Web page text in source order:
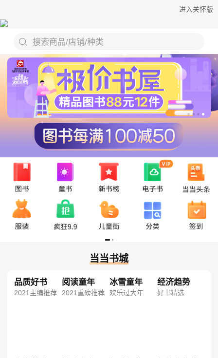
进入关怀版
搜索商品/店铺/种类
当当书城
品质好书
2021主编推荐
阅读童年
2021重磅推荐
冰雪童年
欢乐过大年
经济趋势
好书精选